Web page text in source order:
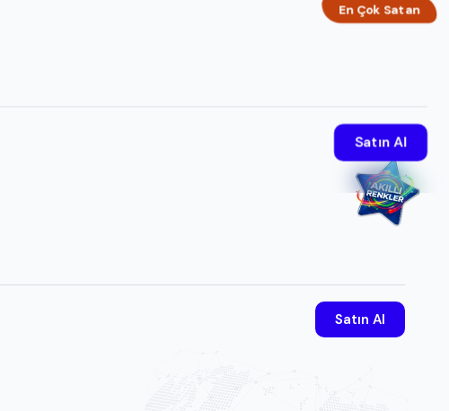
En Çok Satan
Satın Al
Satın Al